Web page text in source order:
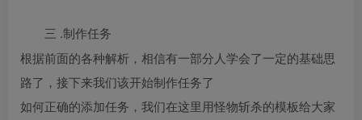
三 .制作任务
根据前面的各种解析，相信有一部分人学会了一定的基础思
路了，接下来我们该开始制作任务了
如何正确的添加任务，我们在这里用怪物斩杀的模板给大家